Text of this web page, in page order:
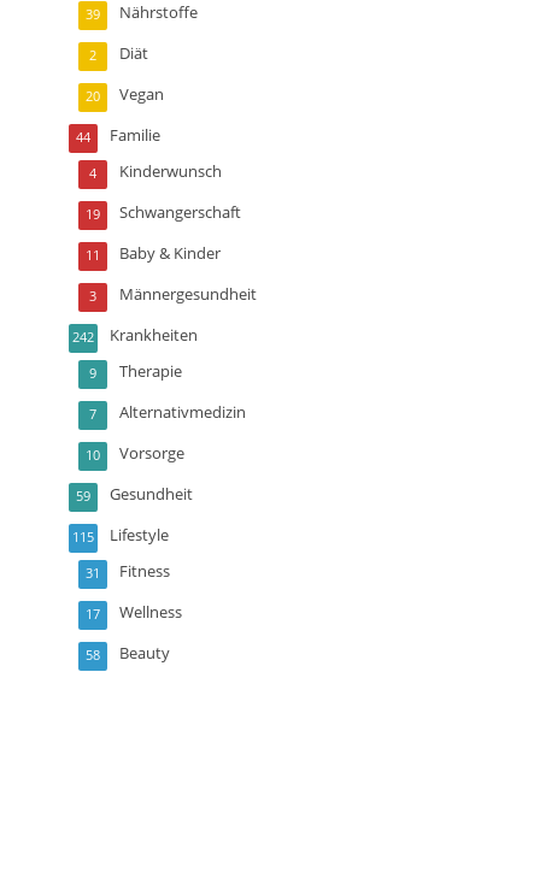
Nährstoffe
39
Diät
2
Vegan
20
Familie
44
Kinderwunsch
4
Schwangerschaft
19
Baby & Kinder
11
Männergesundheit
3
Krankheiten
242
Therapie
9
Alternativmedizin
7
Vorsorge
10
Gesundheit
59
Lifestyle
115
Fitness
31
Wellness
17
Beauty
58